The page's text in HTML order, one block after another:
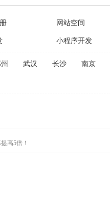
网站空间
小程序开发
武汉 长沙 南京
高5倍！